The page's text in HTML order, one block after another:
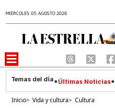
MIÉRCOLES 05 AGOSTO 2026
Últimas Noticias
Inicio> Vida y cultura> Cultura